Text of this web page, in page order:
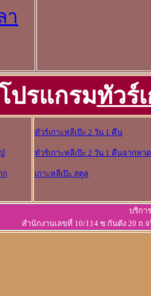
า
ปรแกรมทัวร์
ก
ทัวร์เกาะหลีเป๊ะ 2 วัน 1 คืน
ทัวร์เกาะหลีเป๊ะ 2 วัน 1 คืนจากหา
เกาะหลีเป๊ะ สตูล
บริกา
สำนักงานเลขที่ 10/114 ซ.กันตัง 20 ถ.